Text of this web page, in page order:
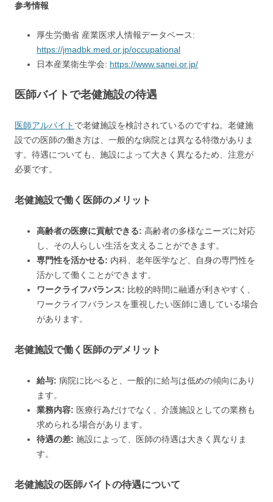
参考情報
厚生労働省 産業医求人情報データベース:
https://jmadbk.med.or.jp/occupational
日本産業衛生学会: https://www.sanei.or.jp/
医師バイトで老健施設の待遇
医師アルバイト で老健施設を検討されているのですね。老健施
設での医師の働き方は、一般的な病院とは異なる特徴がありま
す。待遇についても、施設によって大きく異なるため、注意が
必要です。
老健施設で働く医師のメリット
高齢者の医療に貢献できる: 高齢者の多様なニーズに対応
し、その人らしい生活を支えることができます。
専門性を活かせる: 内科、老年医学など、自身の専門性を
活かして働くことができます。
ワークライフバランス: 比較的時間に融通が利きやすく、
ワークライフバランスを重視したい医師に適している場合
があります。
老健施設で働く医師のデメリット
給与: 病院に比べると、一般的に給与は低めの傾向にあり
ます。
業務内容: 医療行為だけでなく、介護施設としての業務も
求められる場合があります。
待遇の差: 施設によって、医師の待遇は大きく異なりま
す。
老健施設の医師バイトの待遇について